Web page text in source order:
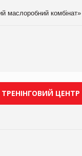
маслоробний комбінат»
ТРЕНІНГОВИЙ ЦЕНТР